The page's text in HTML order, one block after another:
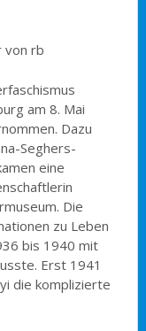
von rb
am 8. Mai
Dazu
Seghers-
eine
Die
zu Leben
bis 1940 mit
Erst 1941
die komplizierte